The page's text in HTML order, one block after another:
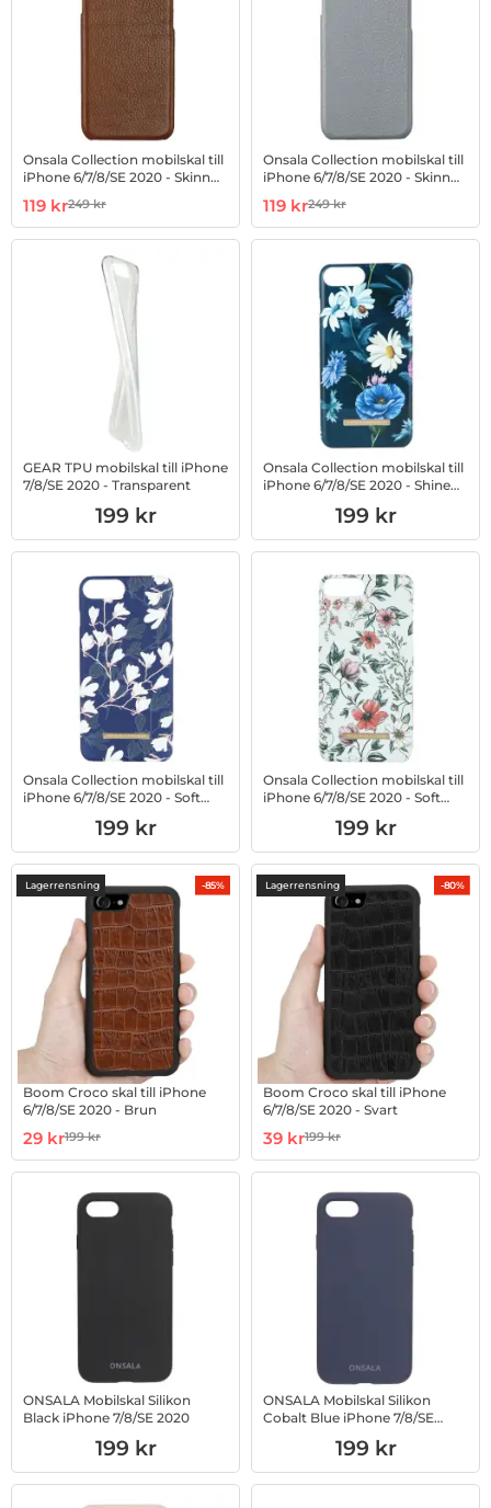
Onsala Collection mobilskal till
iPhone 6/7/8/SE 2020 - Skinn
Art. nr 1002762436
rea pris
119 krtidigare pris
249 kr
Onsala Collection mobilskal till
iPhone 6/7/8/SE 2020 - Skinn
Art. nr 1002762437
rea pris
119 krtidigare pris
249 kr
GEAR TPU mobilskal till iPhone
7/8/SE 2020 - Transparent
Art. nr 1002762529
199 kr
Onsala Collection mobilskal till
iPhone 6/7/8/SE 2020 - Shine
Art. nr 1002800440
199 kr
Onsala Collection mobilskal till
iPhone 6/7/8/SE 2020 - Soft
Art. nr 1002800442
199 kr
Onsala Collection mobilskal till
iPhone 6/7/8/SE 2020 - Soft
Art. nr 1002800443
199 kr
Lagerrensning -85%
Boom Croco skal till iPhone
6/7/8/SE 2020 - Brun
Art. nr 1002801217
rea pris
29 krtidigare pris
199 kr
Lagerrensning -80%
Boom Croco skal till iPhone
6/7/8/SE 2020 - Svart
Art. nr 1002801220
rea pris
39 krtidigare pris
199 kr
ONSALA Mobilskal Silikon
Black iPhone 7/8/SE 2020
Art. nr 1002835416
199 kr
ONSALA Mobilskal Silikon
Cobalt Blue iPhone 7/8/SE
Art. nr 1002835417
199 kr